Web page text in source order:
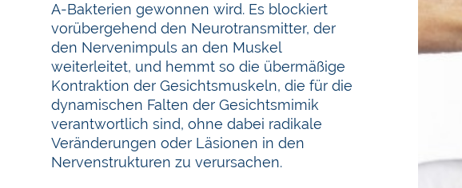
A-Bakterien gewonnen wird. Es blockiert
vorübergehend den Neurotransmitter, der
den Nervenimpuls an den Muskel
weiterleitet, und hemmt so die übermäßige
Kontraktion der Gesichtsmuskeln, die für die
dynamischen Falten der Gesichtsmimik
verantwortlich sind, ohne dabei radikale
Veränderungen oder Läsionen in den
Nervenstrukturen zu verursachen.